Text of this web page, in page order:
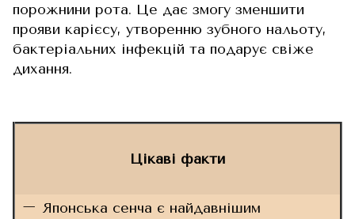
порожнини рота. Це дає змогу зменшити
прояви карієсу, утворенню зубного нальоту,
бактеріальних інфекцій та подарує свіже
дихання.
Цікаві факти
Японська сенча є найдавнішим